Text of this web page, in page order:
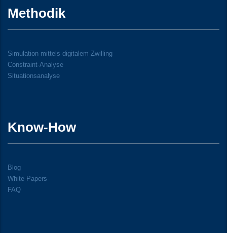
Methodik
Simulation mittels digitalem Zwilling
Constraint-Analyse
Situationsanalyse
Know-How
Blog
White Papers
FAQ